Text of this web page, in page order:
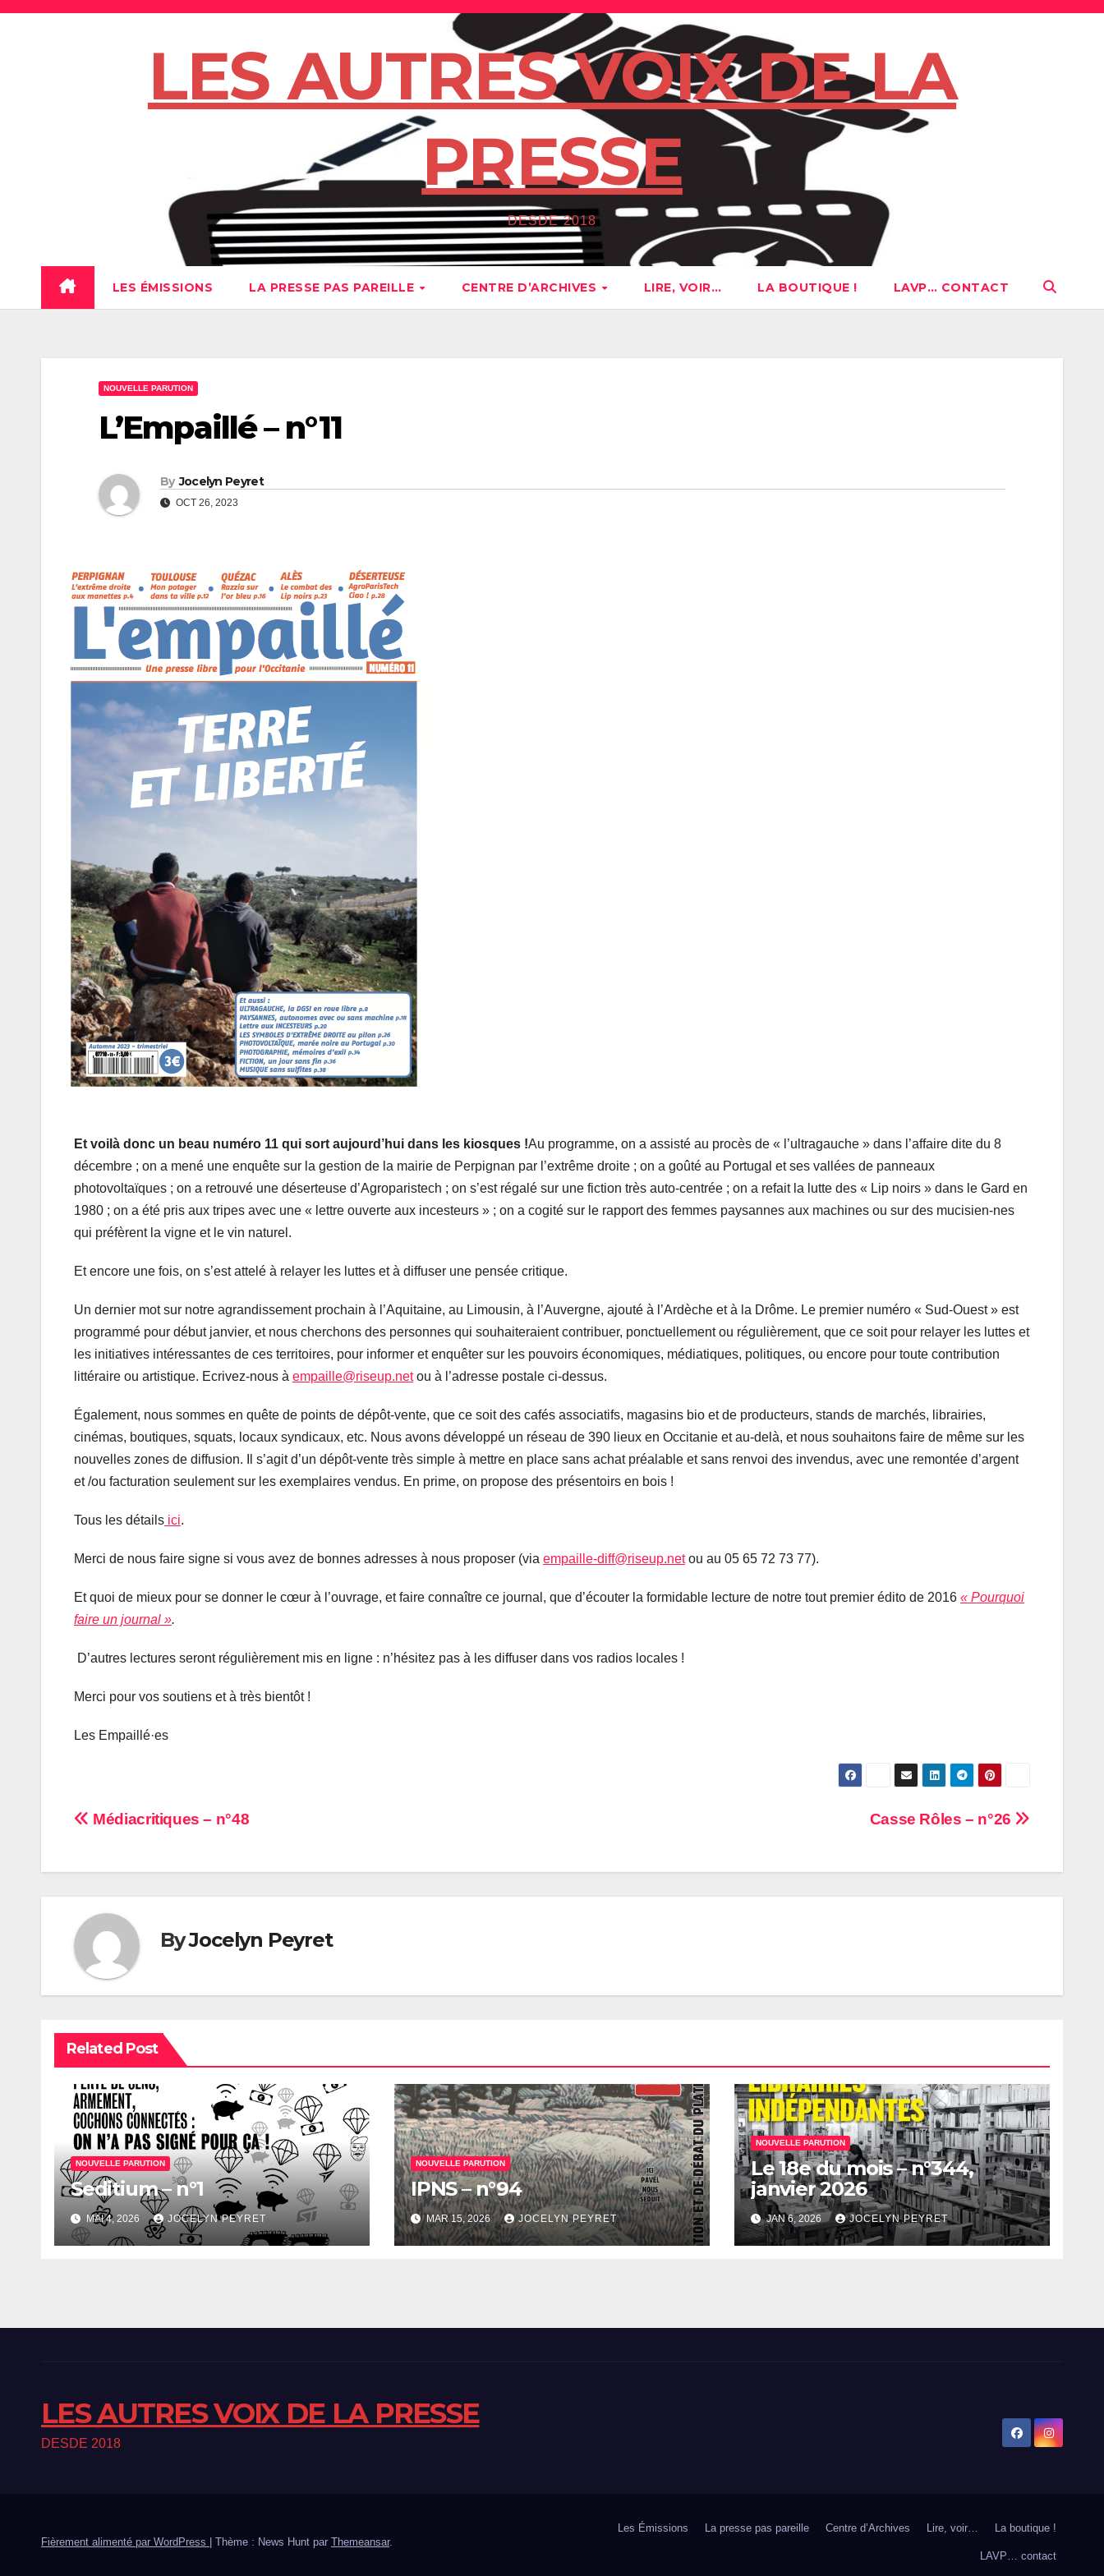
Skip
LES AUTRES VOIX DE LA
PRESSE
DESDE 2018
LES ÉMISSIONS LA PRESSE PAS PAREILLE CENTRE D’ARCHIVES LIRE, VOIR… LA BOUTIQUE ! LAVP… CONTACT
NOUVELLE PARUTION
L’Empaillé – n°11
By Jocelyn Peyret
OCT 26, 2023
Et voilà donc un beau numéro 11 qui sort aujourd’hui dans les kiosques !Au programme, on a assisté au procès de « l’ultragauche » dans l’affaire dite du 8
décembre ; on a mené une enquête sur la gestion de la mairie de Perpignan par l’extrême droite ; on a goûté au Portugal et ses vallées de panneaux
photovoltaïques ; on a retrouvé une déserteuse d’Agroparistech ; on s’est régalé sur une fiction très auto-centrée ; on a refait la lutte des « Lip noirs » dans le Gard en
1980 ; on a été pris aux tripes avec une « lettre ouverte aux incesteurs » ; on a cogité sur le rapport des femmes paysannes aux machines ou sur des mucisien-nes
qui préfèrent la vigne et le vin naturel.
Et encore une fois, on s’est attelé à relayer les luttes et à diffuser une pensée critique.
Un dernier mot sur notre agrandissement prochain à l’Aquitaine, au Limousin, à l’Auvergne, ajouté à l’Ardèche et à la Drôme. Le premier numéro « Sud-Ouest » est
programmé pour début janvier, et nous cherchons des personnes qui souhaiteraient contribuer, ponctuellement ou régulièrement, que ce soit pour relayer les luttes et
les initiatives intéressantes de ces territoires, pour informer et enquêter sur les pouvoirs économiques, médiatiques, politiques, ou encore pour toute contribution
littéraire ou artistique. Ecrivez-nous à empaille@riseup.netou à l’adresse postale ci-dessus.
Également, nous sommes en quête de points de dépôt-vente, que ce soit des cafés associatifs, magasins bio et de producteurs, stands de marchés, librairies,
cinémas, boutiques, squats, locaux syndicaux, etc. Nous avons développé un réseau de 390 lieux en Occitanie et au-delà, et nous souhaitons faire de même sur les
nouvelles zones de diffusion. Il s’agit d’un dépôt-vente très simple à mettre en place sans achat préalable et sans renvoi des invendus, avec une remontée d’argent
et /ou facturation seulement sur les exemplaires vendus. En prime, on propose des présentoirs en bois !
Tous les détails ici.
Merci de nous faire signe si vous avez de bonnes adresses à nous proposer (via empaille-diff@riseup.netou au 05 65 72 73 77).
Et quoi de mieux pour se donner le cœur à l’ouvrage, et faire connaître ce journal, que d’écouter la formidable lecture de notre tout premier édito de 2016 « Pourquoi
faire un journal ».
D’autres lectures seront régulièrement mis en ligne : n’hésitez pas à les diffuser dans vos radios locales !
Merci pour vos soutiens et à très bientôt !
Les Empaillé·es
Navigation
Casse Rôles – n°26
Médiacritiques – n°48
ByJocelyn Peyret
Related Post
NOUVELLE PARUTION
Seditium – n°1
MAI 4, 2026 JOCELYN PEYRET
NOUVELLE PARUTION
IPNS – n°94
MAR 15, 2026 JOCELYN PEYRET
NOUVELLE PARUTION
Le 18e du mois – n°344,
janvier 2026
JAN 6, 2026 JOCELYN PEYRET
LES AUTRES VOIX DE LA PRESSE
DESDE 2018
Fièrement alimenté par WordPress Thème : News Hunt par Themeansar.
Les Émissions La presse pas pareille Centre d’Archives Lire, voir… La boutique !
LAVP… contact